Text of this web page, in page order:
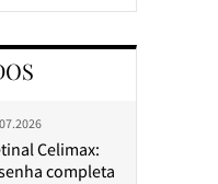
Celimax:
completa